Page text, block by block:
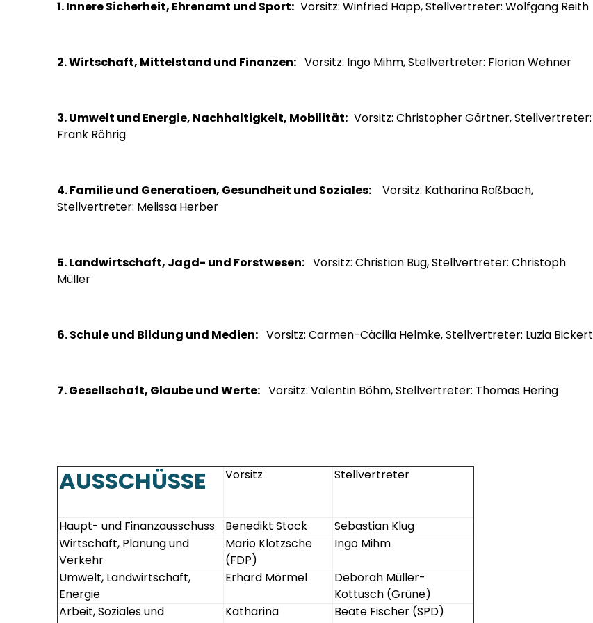
1. Innere Sicherheit, Ehrenamt und Sport: Vorsitz: Winfried Happ, Stellvertreter: Wolfgang Reith
2. Wirtschaft, Mittelstand und Finanzen: Vorsitz: Ingo Mihm, Stellvertreter: Florian Wehner
3. Umwelt und Energie, Nachhaltigkeit, Mobilität: Vorsitz: Christopher Gärtner, Stellvertreter:
Frank Röhrig
4. Familie und Generatioen, Gesundheit und Soziales: Vorsitz: Katharina Roßbach,
Stellvertreter: Melissa Herber
5. Landwirtschaft, Jagd- und Forstwesen: Vorsitz: Christian Bug, Stellvertreter: Christoph
Müller
6. Schule und Bildung und Medien: Vorsitz: Carmen-Cäcilia Helmke, Stellvertreter: Luzia Bickert
7. Gesellschaft, Glaube und Werte: Vorsitz: Valentin Böhm, Stellvertreter: Thomas Hering
AUSSCHÜSSE Vorsitz Stellvertreter
Haupt- und Finanzausschuss Benedikt Stock
Sebastian Klug
Wirtschaft, Planung und
Verkehr
Mario Klotzsche
(FDP)
Ingo Mihm
Umwelt, Landwirtschaft,
Energie
Erhard Mörmel
Deborah Müller-
Kottusch (Grüne)
Arbeit, Soziales und
Katharina
Beate Fischer (SPD)